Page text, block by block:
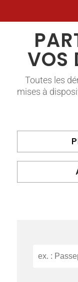
VOS
Toutes les
mises à